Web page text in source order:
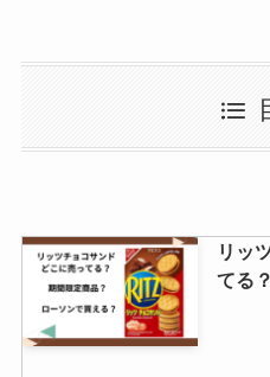
久保
リッ
てる